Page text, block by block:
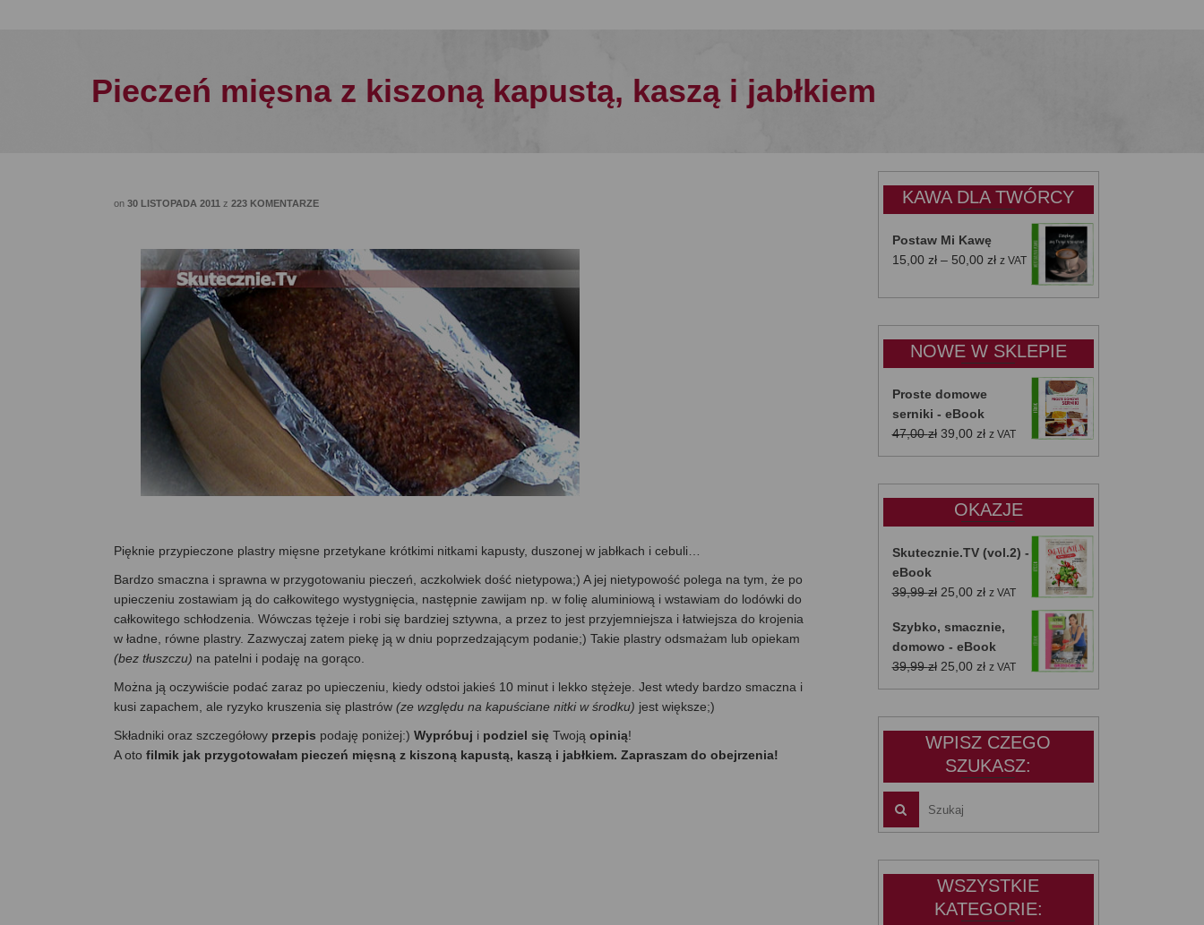
Pieczeń mięsna z kiszoną kapustą, kaszą i jabłkiem
on 30 LISTOPADA 2011 z 223 KOMENTARZE
Pięknie przypieczone plastry mięsne przetykane krótkimi nitkami kapusty, duszonej w jabłkach i cebuli…
Bardzo smaczna i sprawna w przygotowaniu pieczeń, aczkolwiek dość nietypowa;) A jej nietypowość polega na tym, że po
upieczeniu zostawiam ją do całkowitego wystygnięcia, następnie zawijam np. w folię aluminiową i wstawiam do lodówki do
całkowitego schłodzenia. Wówczas tężeje i robi się bardziej sztywna, a przez to jest przyjemniejsza i łatwiejsza do krojenia
w ładne, równe plastry. Zazwyczaj zatem piekę ją w dniu poprzedzającym podanie;) Takie plastry odsmażam lub opiekam
(bez tłuszczu) na patelni i podaję na gorąco.
Można ją oczywiście podać zaraz po upieczeniu, kiedy odstoi jakieś 10 minut i lekko stężeje. Jest wtedy bardzo smaczna i
kusi zapachem, ale ryzyko kruszenia się plastrów (ze względu na kapuściane nitki w środku) jest większe;)
Składniki oraz szczegółowy przepis podaję poniżej:) Wypróbuj i podziel się Twoją opinią!
A oto filmik jak przygotowałam pieczeń mięsną z kiszoną kapustą, kaszą i jabłkiem. Zapraszam do obejrzenia!
KAWA DLA TWÓRCY
Postaw Mi Kawę
15,00 zł – 50,00 złZakres
od
do
50,00 zł
z VAT
NOWE W SKLEPIE
Proste domowe
serniki - eBook
47,00zł Pierwotna
cena
39,00 złAktualna
cena
z VAT
OKAZJE
Skutecznie.TV (vol.2) -
eBook
39,99zł Pierwotna
wynosiła:
39,99 zł.
25,00 złAktualna
wynosi:
25,00 zł.
z VAT
Szybko, smacznie,
domowo - eBook
39,99zł Pierwotna
cena
25,00 złAktualna
cena
z VAT
WPISZ CZEGO
SZUKASZ:
WSZYSTKIE
KATEGORIE: